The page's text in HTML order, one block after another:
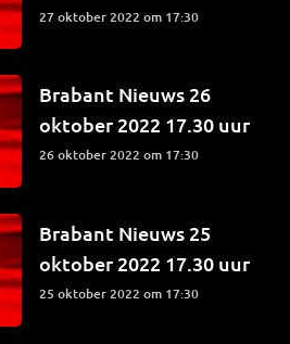
27 oktober 2022 om 17:30
Brabant Nieuws 26
oktober 2022 17.30 uur
26 oktober 2022 om 17:30
Brabant Nieuws 25
oktober 2022 17.30 uur
25 oktober 2022 om 17:30